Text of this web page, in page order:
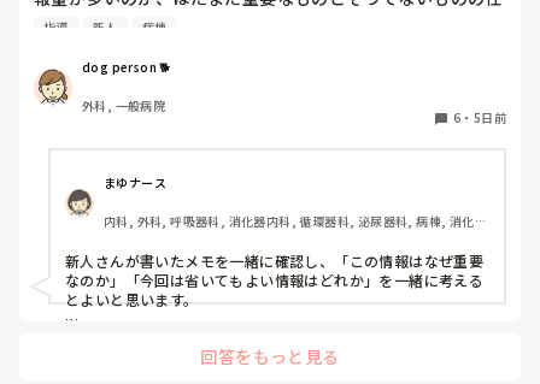
↑これは経験からくる考えです
辛いという感情は押し込めて、指導された事実だけを咀嚼する
のです。
応援してます📣
分けができないのか…  肝心な事柄を逃してしまいます。何
示・報告するよう皆で努力しています。
指導 新人 病棟
dog person 🐕
外科, 一般病院
6 ・ 5日前
まゆナース
内科, 外科, 呼吸器科, 消化器内科, 循環器科, 泌尿器科, 病棟, 消化器
新人さんが書いたメモを一緒に確認し、「この情報はなぜ重要
なのか」「今回は省いてもよい情報はどれか」を一緒に考える
とよいと思います。
的に照らして振り返ることで、重要度を判断する力が少しずつ
回答をもっと見る